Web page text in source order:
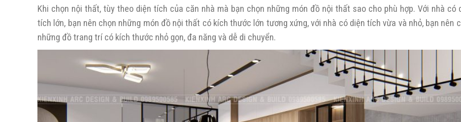
Khi chọn nội thất, tùy theo diện tích của căn nhà mà bạn chọn những món đồ nội thất sao cho phù hợp. Với nhà có
tích lớn, bạn nên chọn những món đồ nội thất có kích thước lớn tương xứng, với nhà có diện tích vừa và nhỏ, bạn nên
những đồ trang trí có kích thước nhỏ gọn, đa năng và dễ di chuyển.